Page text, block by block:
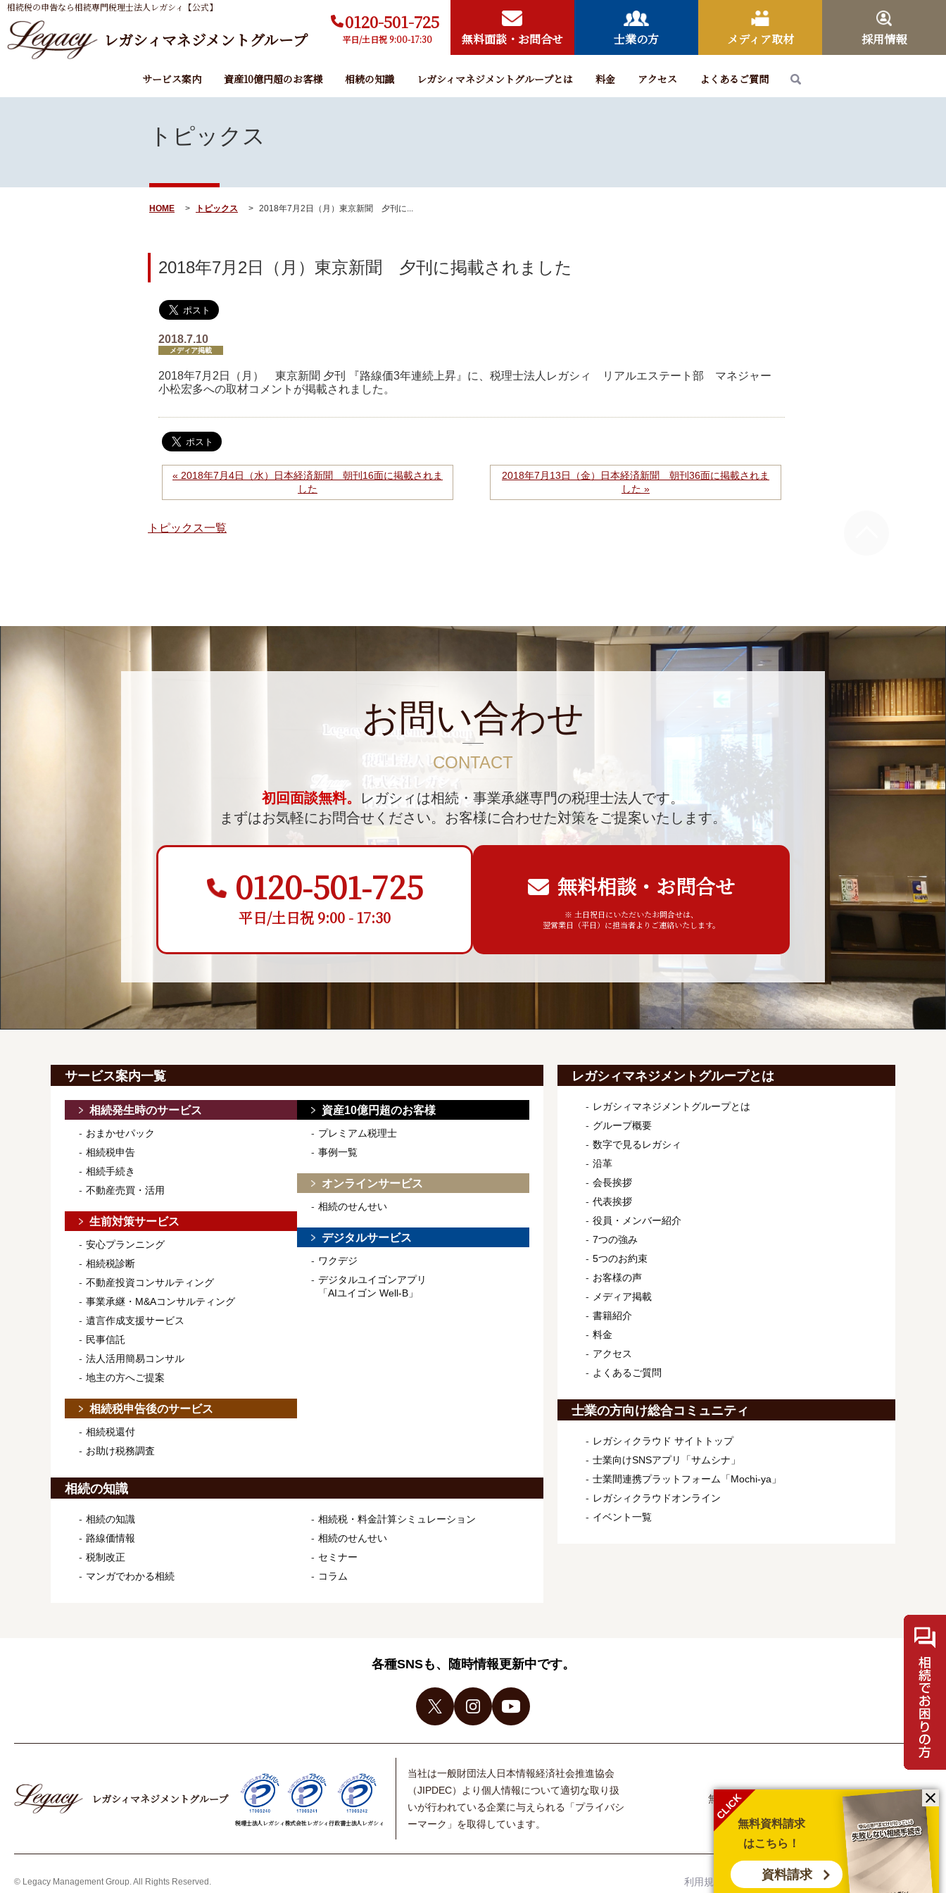
相続税の申告なら相続専門税理士法人レガシィ【公式】
レガシィマネジメントグループ
0120-501-725
平日/土日祝 9:00-17:30 無料面談・お問合せ 士業の方 メディア取材 採用情報
サービス案内 資産10億円超のお客様 相続の知識 レガシィマネジメントグループとは 料金 アクセス よくあるご質問
トピックス
HOME トピックス 2018年7月2日（月）東京新聞 夕刊に...
2018年7月2日（月）東京新聞 夕刊に掲載されました
2018.7.10
メディア掲載
2018年7月2日（月） 東京新聞 夕刊 『路線価3年連続上昇』に、税理士法人レガシィ リアルエステート部 マネジャー
小松宏多への取材コメントが掲載されました。
« 2018年7月4日（水）日本経済新聞 朝刊16面に掲載されま
した
2018年7月13日（金）日本経済新聞 朝刊36面に掲載されま
した »
トピックス一覧
CLICK
無料資料請求
はこちら！
資料請求
お問い合わせ
CONTACT
初回面談無料。
レガシィは相続・事業承継専門の税理士法人です。
まずはお気軽にお問合せください。 お客様に合わせた対策をご提案いたします。
0120-501-725
平日/土日祝 9:00 - 17:30
無料相談・お問合せ
※ 土日祝日にいただいたお問合せは、
翌営業日（平日）に担当者よりご連絡いたします。
サービス案内一覧
相続発生時のサービス
おまかせパック
相続税申告
相続手続き
不動産売買・活用
生前対策サービス
安心プランニング
相続税診断
不動産投資コンサルティング
事業承継・M&Aコンサルティング
遺言作成支援サービス
民事信託
法人活用簡易コンサル
地主の方へご提案
相続税申告後のサービス
相続税還付
お助け税務調査
資産10億円超のお客様
プレミアム税理士
事例一覧
オンラインサービス
相続のせんせい
デジタルサービス
ワクデジ
デジタルユイゴンアプリ
「AIユイゴン Well-B」
相続の知識
相続の知識
路線価情報
税制改正
マンガでわかる相続
相続税・料金計算シミュレーション
相続のせんせい
セミナー
コラム
レガシィマネジメントグループとは
レガシィマネジメントグループとは
グループ概要
数字で見るレガシィ
沿革
会長挨拶
代表挨拶
役員・メンバー紹介
7つの強み
5つのお約束
お客様の声
メディア掲載
書籍紹介
料金
アクセス
よくあるご質問
士業の方向け総合コミュニティ
レガシィクラウド サイトトップ
士業向けSNSアプリ「サムシナ」
士業間連携プラットフォーム「Mochi-ya」
レガシィクラウドオンライン
イベント一覧
各種SNSも、随時情報更新中です。
レガシィマネジメントグループ
税理士法人レガシィ株式会社レガシィ行政書士法人レガシィ
当社は一般財団法人日本情報経済社会推進協会
（JIPDEC）より個人情報について適切な取り扱
いが行われている企業に与えられる「プライバシ
ーマーク」を取得しています。
無料相談・お問合せ メディア取材 採用情報
© Legacy Management Group. All Rights Reserved. 利用規約 個人情報保護方針 サイトマップ